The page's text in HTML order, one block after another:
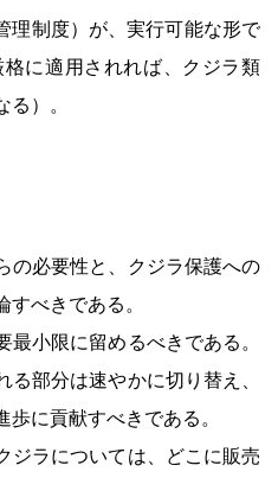
理制度）が、実行可能な形で
に適用されれば、クジラ類
）。
の必要性と、クジラ保護への
べきである。
小限に留めるべきである。
部分は速やかに切り替え、
に貢献すべきである。
ジラについては、どこに販売